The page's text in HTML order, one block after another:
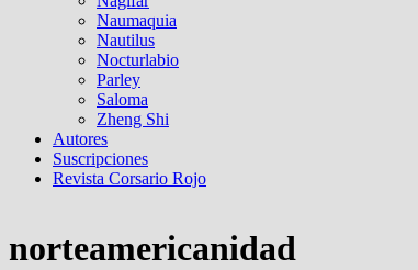
Naumaquia
Nautilus
Nocturlabio
Parley
Saloma
Zheng Shi
Autores
Suscripciones
Revista Corsario Rojo
norteamericanidad